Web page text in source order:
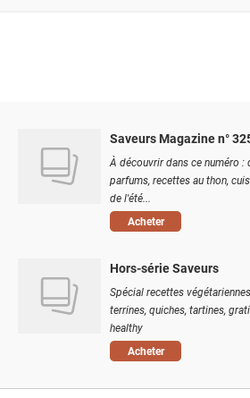
Saveurs Magazine n°
À découvrir dans ce numéro :
parfums, recettes au thon,
de l'été...
Acheter
Hors-série Saveurs
Spécial recettes
terrines, quiches, tartines,
healthy
Acheter